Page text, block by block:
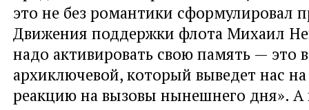
это не без романтики сформулировал
Движения поддержки флота Михаил
надо активировать свою память — это
архиключевой, который выведет нас
реакцию на вызовы нынешнего дня». А